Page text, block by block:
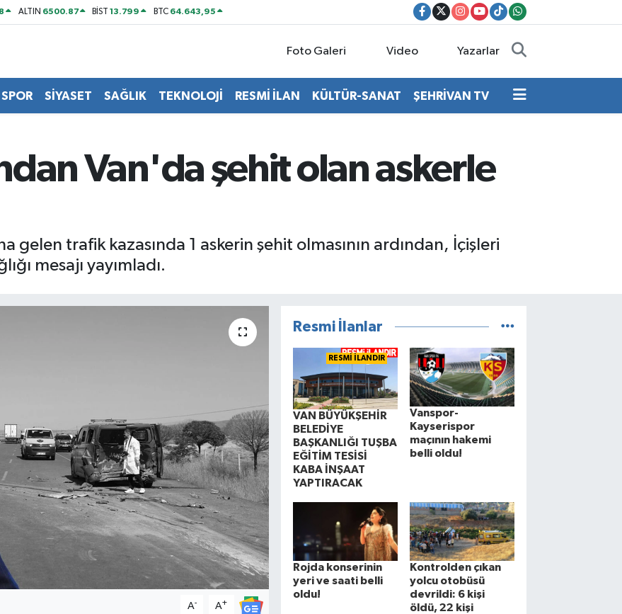
ALTIN 6500.87 BİST13.799 BTC 64.643,95
Foto Galeri Video Yazarlar
SPOR SİYASET SAĞLIK TEKNOLOJİ RESMİ İLAN KÜLTÜR-SANAT ŞEHRİVAN TV
Van'da şehit olan askerle
gelen trafik kazasında 1 askerin şehit olmasının ardından, İçişleri
mesajı yayımladı.
A- A+
Resmi İlanlar
RESMİ İLANDIR
VAN BÜYÜKŞEHİR
BELEDİYE
BAŞKANLIĞI TUŞBA
EĞİTİM TESİSİ
KABA İNŞAAT
YAPTIRACAK
Vanspor-
Kayserispor
maçının hakemi
belli oldu!
Rojda konserinin
yeri ve saati belli
oldu!
Kontrolden çıkan
yolcu otobüsü
devrildi: 6 kişi
öldü, 22 kişi